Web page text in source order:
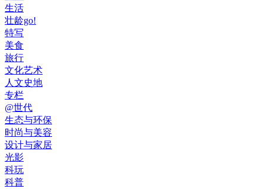
生活
壮龄go!
特写
美食
旅行
文化艺术
人文史地
专栏
@世代
生态与环保
时尚与美容
设计与家居
光影
科玩
科普